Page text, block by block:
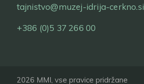
tajnistvo@muzej-idrija-cerkno.si
+386 (0)5 37 266 00
2026 MMI, vse pravice pridržane